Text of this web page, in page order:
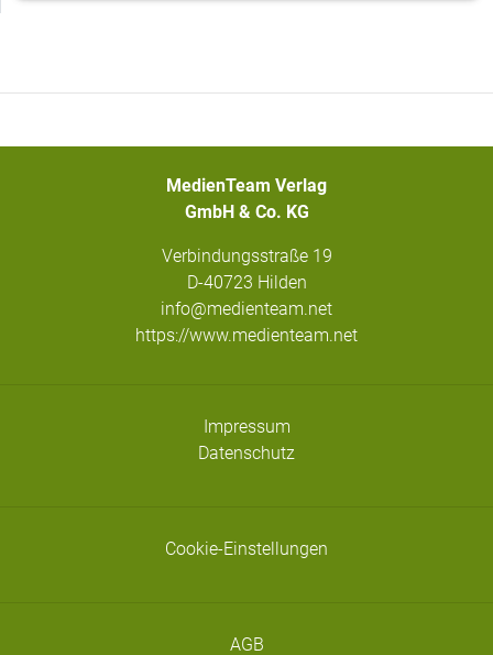
MedienTeam Verlag
GmbH & Co. KG
Verbindungsstraße 19
D-40723 Hilden
info@medienteam.net
https://www.medienteam.net
Impressum
Datenschutz
Cookie-Einstellungen
AGB